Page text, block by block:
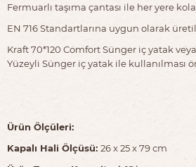
Fermuarlı taşıma çantası ile her yere
EN 716 Standartlarına uygun olarak
Kraft 70*120 Comfort Sünger iç yatak
Yüzeyli Sünger iç yatak ile kullanılması
Ürün Ölçüleri:
Kapalı Hali Ölçüsü: 26 x 25 x 79 cm